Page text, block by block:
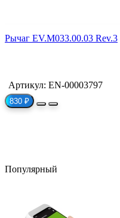
Рычаг EV.M033.00.03 Rev.3
Артикул: EN-00003797
830 ₽
Популярный